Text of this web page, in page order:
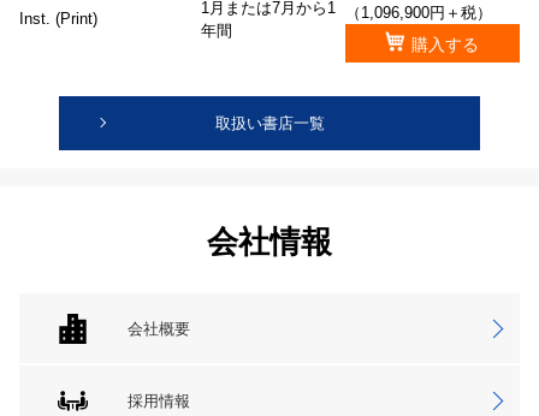
Inst. (Print)
1月または7月から1
年間
（1,096,900円＋税）
購入する
取扱い書店一覧
会社情報
会社概要
採用情報